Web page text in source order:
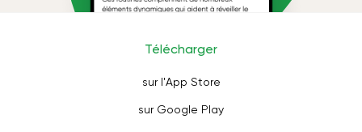
Télécharger
sur l'App Store
sur Google Play